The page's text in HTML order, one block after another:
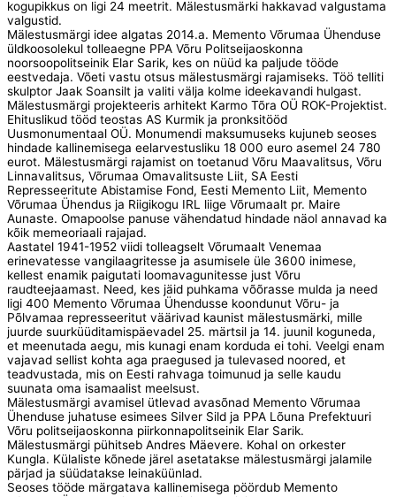
kogupikkus on ligi 24 meetrit. Mälestusmärki hakkavad valgustama
valgustid.
Mälestusmärgi idee algatas 2014.a. Memento Võrumaa Ühenduse
üldkoosolekul tolleaegne PPA Võru Politseijaoskonna
noorsoopolitseinik Elar Sarik, kes on nüüd ka paljude tööde
eestvedaja. Võeti vastu otsus mälestusmärgi rajamiseks. Töö telliti
skulptor Jaak Soansilt ja valiti välja kolme ideekavandi hulgast.
Mälestusmärgi projekteeris arhitekt Karmo Tõra OÜ ROK-Projektist.
Ehituslikud tööd teostas AS Kurmik ja pronksitööd
Uusmonumentaal OÜ. Monumendi maksumuseks kujuneb seoses
hindade kallinemisega eelarvestusliku 18 000 euro asemel 24 780
eurot. Mälestusmärgi rajamist on toetanud Võru Maavalitsus, Võru
Linnavalitsus, Võrumaa Omavalitsuste Liit, SA Eesti
Represseeritute Abistamise Fond, Eesti Memento Liit, Memento
Võrumaa Ühendus ja Riigikogu IRL liige Võrumaalt pr. Maire
Aunaste. Omapoolse panuse vähendatud hindade näol annavad ka
kõik memeoriaali rajajad.
Aastatel 1941-1952 viidi tolleagselt Võrumaalt Venemaa
erinevatesse vangilaagritesse ja asumisele üle 3600 inimese,
kellest enamik paigutati loomavagunitesse just Võru
raudteejaamast. Need, kes jäid puhkama võõrasse mulda ja need
ligi 400 Memento Võrumaa Ühendusse koondunut Võru- ja
Põlvamaa represseeritut väärivad kaunist mälestusmärki, mille
juurde suurküüditamispäevadel 25. märtsil ja 14. juunil koguneda,
et meenutada aegu, mis kunagi enam korduda ei tohi. Veelgi enam
vajavad sellist kohta aga praegused ja tulevased noored, et
teadvustada, mis on Eesti rahvaga toimunud ja selle kaudu
suunata oma isamaalist meelsust.
Mälestusmärgi avamisel ütlevad avasõnad Memento Võrumaa
Ühenduse juhatuse esimees Silver Sild ja PPA Lõuna Prefektuuri
Võru politseijaoskonna piirkonnapolitseinik Elar Sarik.
Mälestusmärgi pühitseb Andres Mäevere. Kohal on orkester
Kungla. Külaliste kõnede järel asetatakse mälestusmärgi jalamile
pärjad ja süüdatakse leinaküünlad.
Seoses tööde märgatava kallinemisega pöördub Memento